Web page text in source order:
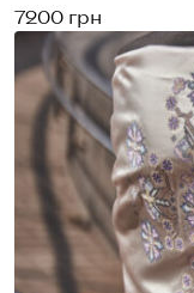
7200 грн